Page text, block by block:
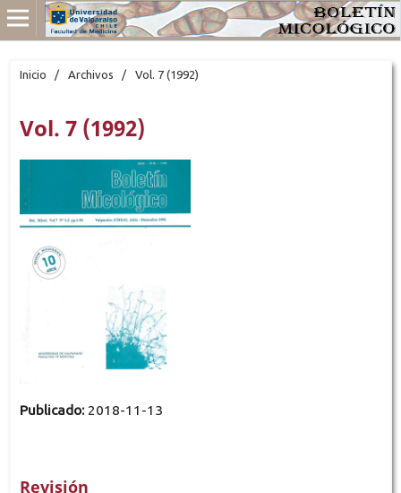
Inicio / Archivos / Vol. 7 (1992)
Vol. 7 (1992)
Publicado: 2018-11-13
Revisión